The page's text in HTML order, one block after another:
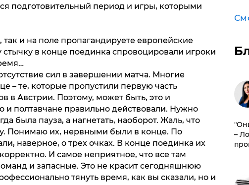
подготовительный период и игры, которыми
и на поле пропагандируете европейские
стычку в конце поединка спровоцировали игроки
сил в завершении матча. Многие
– те, которые пропустили первую часть
в Австрии. Поэтому, может быть, это и
и полтавчане правильно действовали. Нужно
была пауза, а нагнетать, наоборот. Жаль, что
Понимаю их, нервными были в конце. По
наверное, о трех очках. В конце поединка их
И самое неприятное, что все там
и запасные. Это не красит сегодняшнюю
тянуть время, как вы сказали, но и
–